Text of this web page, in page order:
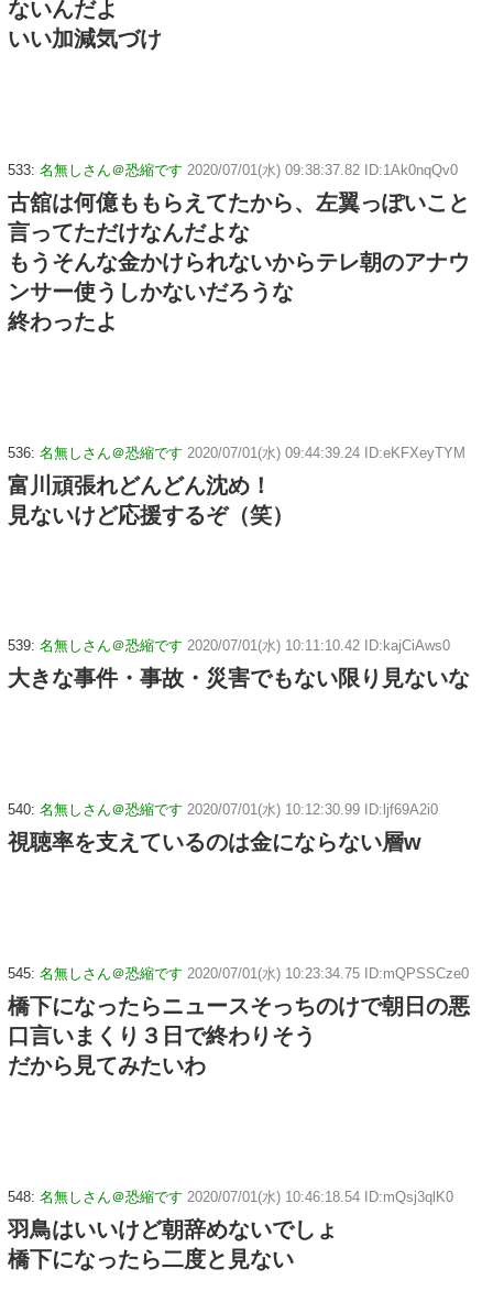
ないんだよ
いい加減気づけ
533: 名無しさん＠恐縮です 2020/07/01(水) 09:38:37.82 ID:1Ak0nqQv0
古舘は何億ももらえてたから、左翼っぽいこと
言ってただけなんだよな
もうそんな金かけられないからテレ朝のアナウ
ンサー使うしかないだろうな
終わったよ
536: 名無しさん＠恐縮です 2020/07/01(水) 09:44:39.24 ID:eKFXeyTYM
富川頑張れどんどん沈め！
見ないけど応援するぞ（笑）
539: 名無しさん＠恐縮です 2020/07/01(水) 10:11:10.42 ID:kajCiAws0
大きな事件・事故・災害でもない限り見ないな
540: 名無しさん＠恐縮です 2020/07/01(水) 10:12:30.99 ID:ljf69A2i0
視聴率を支えているのは金にならない層w
545: 名無しさん＠恐縮です 2020/07/01(水) 10:23:34.75 ID:mQPSSCze0
橋下になったらニュースそっちのけで朝日の悪
口言いまくり３日で終わりそう
だから見てみたいわ
548: 名無しさん＠恐縮です 2020/07/01(水) 10:46:18.54 ID:mQsj3qlK0
羽鳥はいいけど朝辞めないでしょ
橋下になったら二度と見ない